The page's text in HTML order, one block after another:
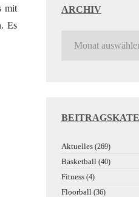
mit
Es
ARCHIV
Aktuelles (269)
Basketball (40)
Fitness (4)
Floorball (36)